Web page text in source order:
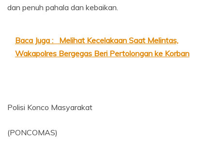
dan penuh pahala dan kebaikan.
Baca Juga :
Melihat Kecelakaan Saat Melintas,
Wakapolres Bergegas Beri Pertolongan ke Korban
Polisi Konco Masyarakat
(PONCOMAS)